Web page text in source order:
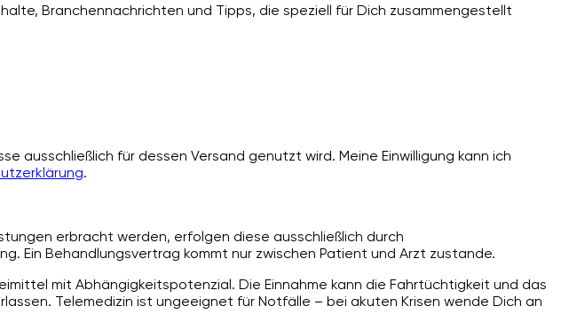
Branchennachrichten und Tipps, die speziell für Dich zusammengestellt
ausschließlich für dessen Versand genutzt wird. Meine Einwilligung kann ich
.
erbracht werden, erfolgen diese ausschließlich durch
Ein Behandlungsvertrag kommt nur zwischen Patient und Arzt zustande.
mit Abhängigkeitspotenzial. Die Einnahme kann die Fahrtüchtigkeit und das
Telemedizin ist ungeeignet für Notfälle – bei akuten Krisen wende Dich an